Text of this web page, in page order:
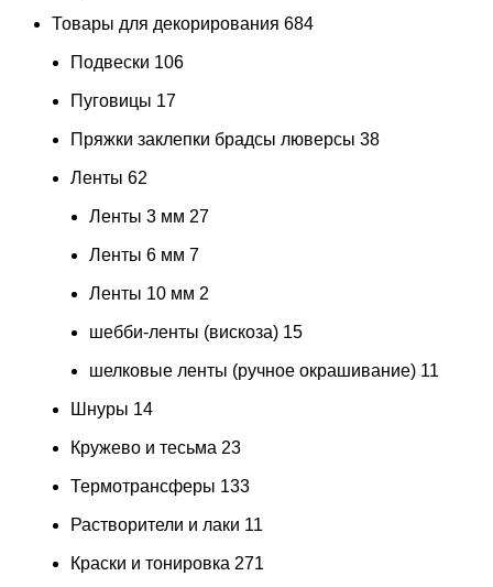
Товары для декорирования 684
Подвески 106
Пуговицы 17
Пряжки заклепки брадсы люверсы 38
Ленты 62
Ленты 3 мм 27
Ленты 6 мм 7
Ленты 10 мм 2
шебби-ленты (вискоза) 15
шелковые ленты (ручное окрашивание) 11
Шнуры 14
Кружево и тесьма 23
Термотрансферы 133
Растворители и лаки 11
Краски и тонировка 271